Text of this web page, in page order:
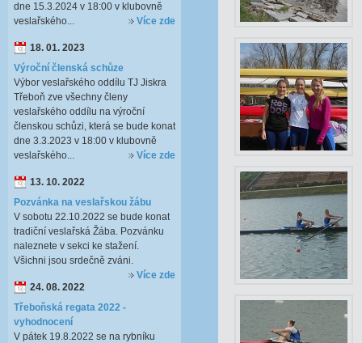
dne 15.3.2024 v 18:00 v klubovně
veslařského...
Více zde
18. 01. 2023
Výroční členská schůze
Výbor veslařského oddílu TJ Jiskra
Třeboň zve všechny členy
veslařského oddílu na výroční
členskou schůzi, která se bude konat
dne 3.3.2023 v 18:00 v klubovně
veslařského...
Více zde
13. 10. 2022
Pozvánka na veslařskou žábu
V sobotu 22.10.2022 se bude konat
tradiční veslařská Žába. Pozvánku
naleznete v sekci ke stažení.
Všichni jsou srdečně zváni.
Více zde
24. 08. 2022
Třeboňská regata 2022 -
vyhodnocení
V pátek 19.8.2022 se na rybníku